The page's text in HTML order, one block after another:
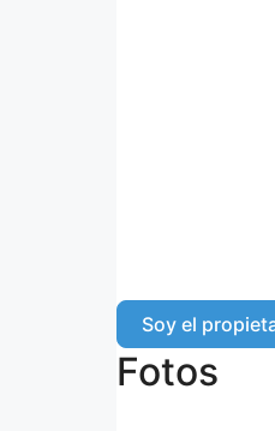
Soy el
Fotos